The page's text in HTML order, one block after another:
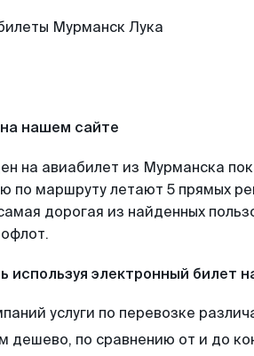
нашем сайте
на авиабилет из Мурманска
по маршруту летают 5 прямых
дорогая из найденных
используя электронный билет
услуги по перевозке
дешево, по сравнению от и до